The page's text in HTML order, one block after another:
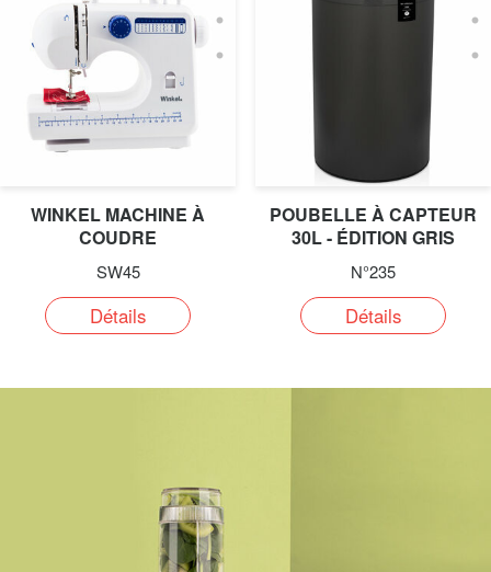
WINKEL MACHINE À
COUDRE
SW45
Détails
POUBELLE À CAPTEUR
30L - ÉDITION GRIS
FONCÉ
N°235
Détails